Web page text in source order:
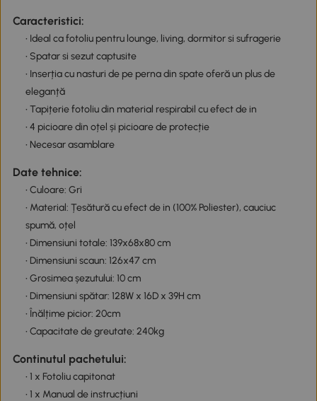
Caracteristici:
• Ideal ca fotoliu pentru lounge, living, dormitor si sufragerie
• Spatar si sezut captusite
• Inserția cu nasturi de pe perna din spate oferă un plus de
eleganță
• Tapițerie fotoliu din material respirabil cu efect de in
• 4 picioare din oțel și picioare de protecție
• Necesar asamblare
Date tehnice:
• Culoare: Gri
• Material: Țesătură cu efect de in (100% Poliester), cauciuc
spumă, oțel
• Dimensiuni totale: 139x68x80 cm
• Dimensiuni scaun: 126x47 cm
• Grosimea șezutului: 10 cm
• Dimensiuni spătar: 128W x 16D x 39H cm
• Înălțime picior: 20cm
• Capacitate de greutate: 240kg
Continutul pachetului:
• 1 x Fotoliu capitonat
• 1 x Manual de instrucțiuni